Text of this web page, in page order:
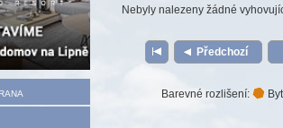
Nebyly nalezeny žádné
Předchozí
Barevné rozlišení: